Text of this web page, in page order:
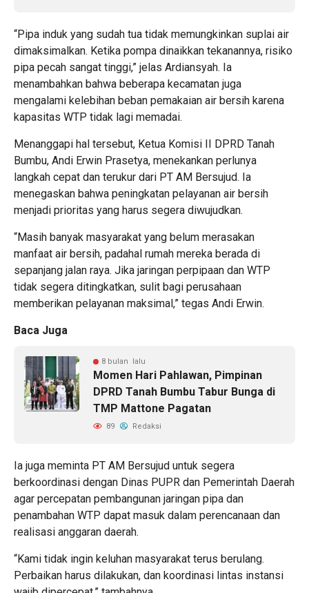
“Pipa induk yang sudah tua tidak memungkinkan suplai air
dimaksimalkan. Ketika pompa dinaikkan tekanannya, risiko
pipa pecah sangat tinggi,” jelas Ardiansyah. Ia
menambahkan bahwa beberapa kecamatan juga
mengalami kelebihan beban pemakaian air bersih karena
kapasitas WTP tidak lagi memadai.
Menanggapi hal tersebut, Ketua Komisi II DPRD Tanah
Bumbu, Andi Erwin Prasetya, menekankan perlunya
langkah cepat dan terukur dari PT AM Bersujud. Ia
menegaskan bahwa peningkatan pelayanan air bersih
menjadi prioritas yang harus segera diwujudkan.
“Masih banyak masyarakat yang belum merasakan
manfaat air bersih, padahal rumah mereka berada di
sepanjang jalan raya. Jika jaringan perpipaan dan WTP
tidak segera ditingkatkan, sulit bagi perusahaan
memberikan pelayanan maksimal,” tegas Andi Erwin.
Baca Juga
8 bulan lalu
Momen Hari Pahlawan, Pimpinan
DPRD Tanah Bumbu Tabur Bunga di
TMP Mattone Pagatan
89 Redaksi
Ia juga meminta PT AM Bersujud untuk segera
berkoordinasi dengan Dinas PUPR dan Pemerintah Daerah
agar percepatan pembangunan jaringan pipa dan
penambahan WTP dapat masuk dalam perencanaan dan
realisasi anggaran daerah.
“Kami tidak ingin keluhan masyarakat terus berulang.
Perbaikan harus dilakukan, dan koordinasi lintas instansi